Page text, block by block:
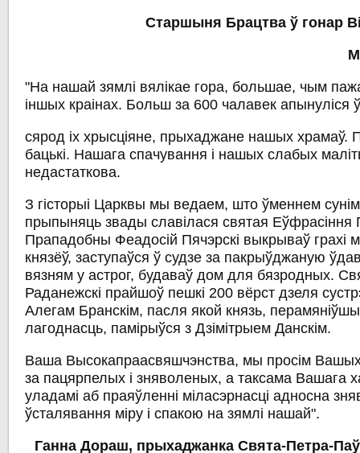
Старшыня Брацтва ў гонар
"На нашай зямлі вялікае гора, большае, чым
іншых краінах. Больш за 600 чалавек апынуліся
сярод іх хрысціяне, прыхаджане нашых храмаў.
бацькі. Нашага спачування і нашых слабых
недастаткова.
З гісторыі Царквы мы ведаем, што ўменнем
прыпыняць звады славілася святая Еўфрасіння
Прападобны Феадосій Пячэрскі выкрываў грахі
князёў, заступаўся ў судзе за пакрыўджаную
вязням у астрог, будаваў дом для бязродных.
Раданежскі прайшоў пешкі 200 вёрст дзеля
Алегам Бранскім, пасля якой князь,
лагоднасць, памірыўся з Дзімітрыем Данскім.
Ваша Высокапраасвяшчэнства, мы просім
за пацярпелых і зняволеных, а таксама Вашага
уладамі аб праяўленні міласэрнасці адносна
ўсталявання міру і спакою на зямлі нашай".
Ганна Дораш, прыхаджанка Свята-Петра-